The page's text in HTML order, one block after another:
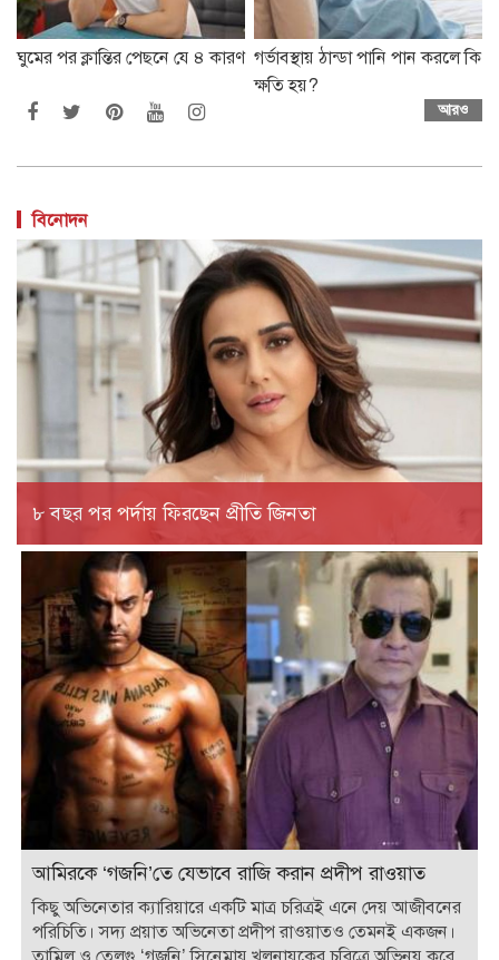
ঘুমের পর ক্লান্তির পেছনে যে ৪ কারণ গর্ভাবস্থায় ঠান্ডা পানি পান করলে কি
ক্ষতি হয়?
আরও
বিনোদন
৮ বছর পর পর্দায় ফিরছেন প্রীতি জিনতা
আমিরকে ‘গজনি’তে যেভাবে রাজি করান প্রদীপ রাওয়াত
কিছু অভিনেতার ক্যারিয়ারে একটি মাত্র চরিত্রই এনে দেয় আজীবনের
পরিচিতি। সদ্য প্রয়াত অভিনেতা প্রদীপ রাওয়াতও তেমনই একজন।